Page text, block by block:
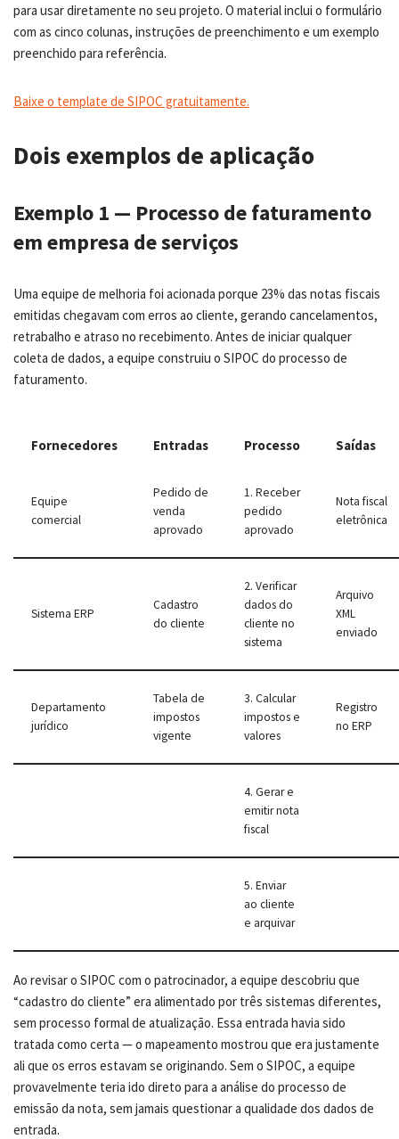
para usar diretamente no seu projeto. O material inclui o formulário
com as cinco colunas, instruções de preenchimento e um exemplo
preenchido para referência.
Baixe o template de SIPOC gratuitamente.
Dois exemplos de aplicação
Exemplo 1 — Processo de faturamento
em empresa de serviços
Uma equipe de melhoria foi acionada porque 23% das notas fiscais
emitidas chegavam com erros ao cliente, gerando cancelamentos,
retrabalho e atraso no recebimento. Antes de iniciar qualquer
coleta de dados, a equipe construiu o SIPOC do processo de
faturamento.
Fornecedores Entradas Processo Saídas
Equipe
comercial
Pedido de
venda
aprovado
1. Receber
pedido
aprovado
Nota fiscal
eletrônica
Sistema ERP
Cadastro
do cliente
2. Verificar
dados do
cliente no
sistema
Arquivo
XML
enviado
Departamento
jurídico
Tabela de
impostos
vigente
3. Calcular
impostos e
valores
Registro
no ERP
4. Gerar e
emitir nota
fiscal
5. Enviar
ao cliente
e arquivar
Ao revisar o SIPOC com o patrocinador, a equipe descobriu que
“cadastro do cliente” era alimentado por três sistemas diferentes,
sem processo formal de atualização. Essa entrada havia sido
tratada como certa — o mapeamento mostrou que era justamente
ali que os erros estavam se originando. Sem o SIPOC, a equipe
provavelmente teria ido direto para a análise do processo de
emissão da nota, sem jamais questionar a qualidade dos dados de
entrada.